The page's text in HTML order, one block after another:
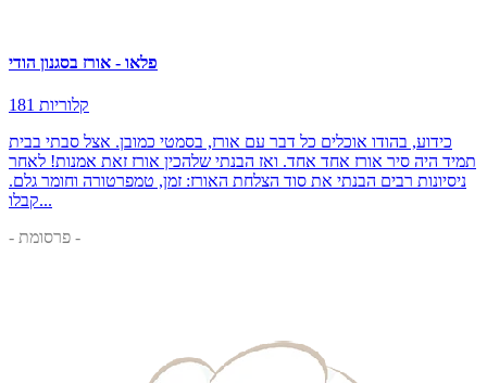
פלאו - אורז בסגנון הודי
181 קלוריות
כידוע, בהודו אוכלים כל דבר עם אורז, בסמטי כמובן. אצל סבתי בבית
תמיד היה סיר אורז אחד אחד. ואז הבנתי שלהכין אורז זאת אמנות! לאחר
ניסיונות רבים הבנתי את סוד הצלחת האורז: זמן, טמפרטורה וחומר גלם.
קבלו...
- פרסומת -